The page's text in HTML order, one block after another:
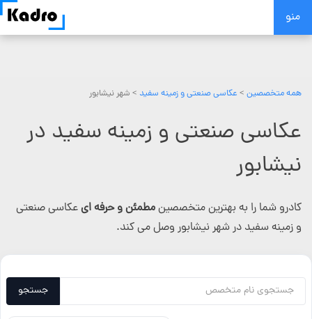
Skip
منو
همه متخصصین > عکاسی صنعتی و زمینه سفید > شهر نیشابور
عکاسی صنعتی و زمینه سفید در
نیشابور
کادرو شما را به بهترین متخصصینمطمئن و حرفه ایعکاسی صنعتی
و زمینه سفید در شهر نیشابور وصل می کند.
جستجو